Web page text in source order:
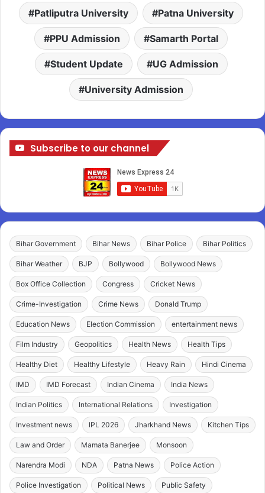
Patliputra University Patna University
PPU Admission Samarth Portal
Student Update UG Admission
University Admission
Subscribe to our channel
Bihar Government Bihar News Bihar Police Bihar Politics
Bihar Weather BJP Bollywood Bollywood News
Box Office Collection Congress Cricket News
Crime-Investigation Crime News Donald Trump
Education News Election Commission entertainment news
Film Industry Geopolitics Health News Health Tips
Healthy Diet Healthy Lifestyle Heavy Rain Hindi Cinema
IMD IMD Forecast Indian Cinema India News
Indian Politics International Relations Investigation
Investment news IPL 2026 Jharkhand News Kitchen Tips
Law and Order Mamata Banerjee Monsoon
Narendra Modi NDA Patna News Police Action
Police Investigation Political News Public Safety